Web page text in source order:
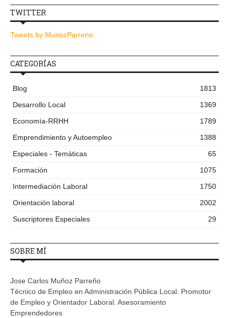
TWITTER
Tweets by MunozParreno
CATEGORÍAS
Blog
1813
Desarrollo Local
1369
Economía-RRHH
1789
Emprendimiento y Autoempleo
1388
Especiales - Temáticas
65
Formación
1075
Intermediación Laboral
1750
Orientación laboral
2002
Suscriptores Especiales
29
SOBRE MÍ
Jose Carlos Muñoz Parreño
Técnico de Empleo en Administración Pública Local. Promotor
de Empleo y Orientador Laboral. Asesoramiento
Emprendedores